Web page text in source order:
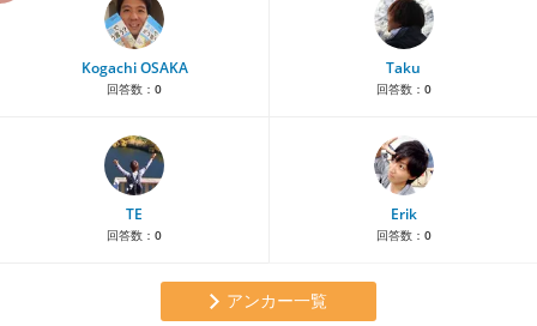
Kogachi OSAKA
回答数： 0
Taku
回答数： 0
TE
回答数： 0
Erik
回答数： 0
アンカー一覧